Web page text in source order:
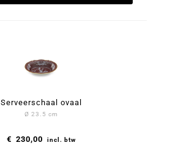
Serveerschaal ovaal
Ø 23.5 cm
€ 230,00 incl. btw